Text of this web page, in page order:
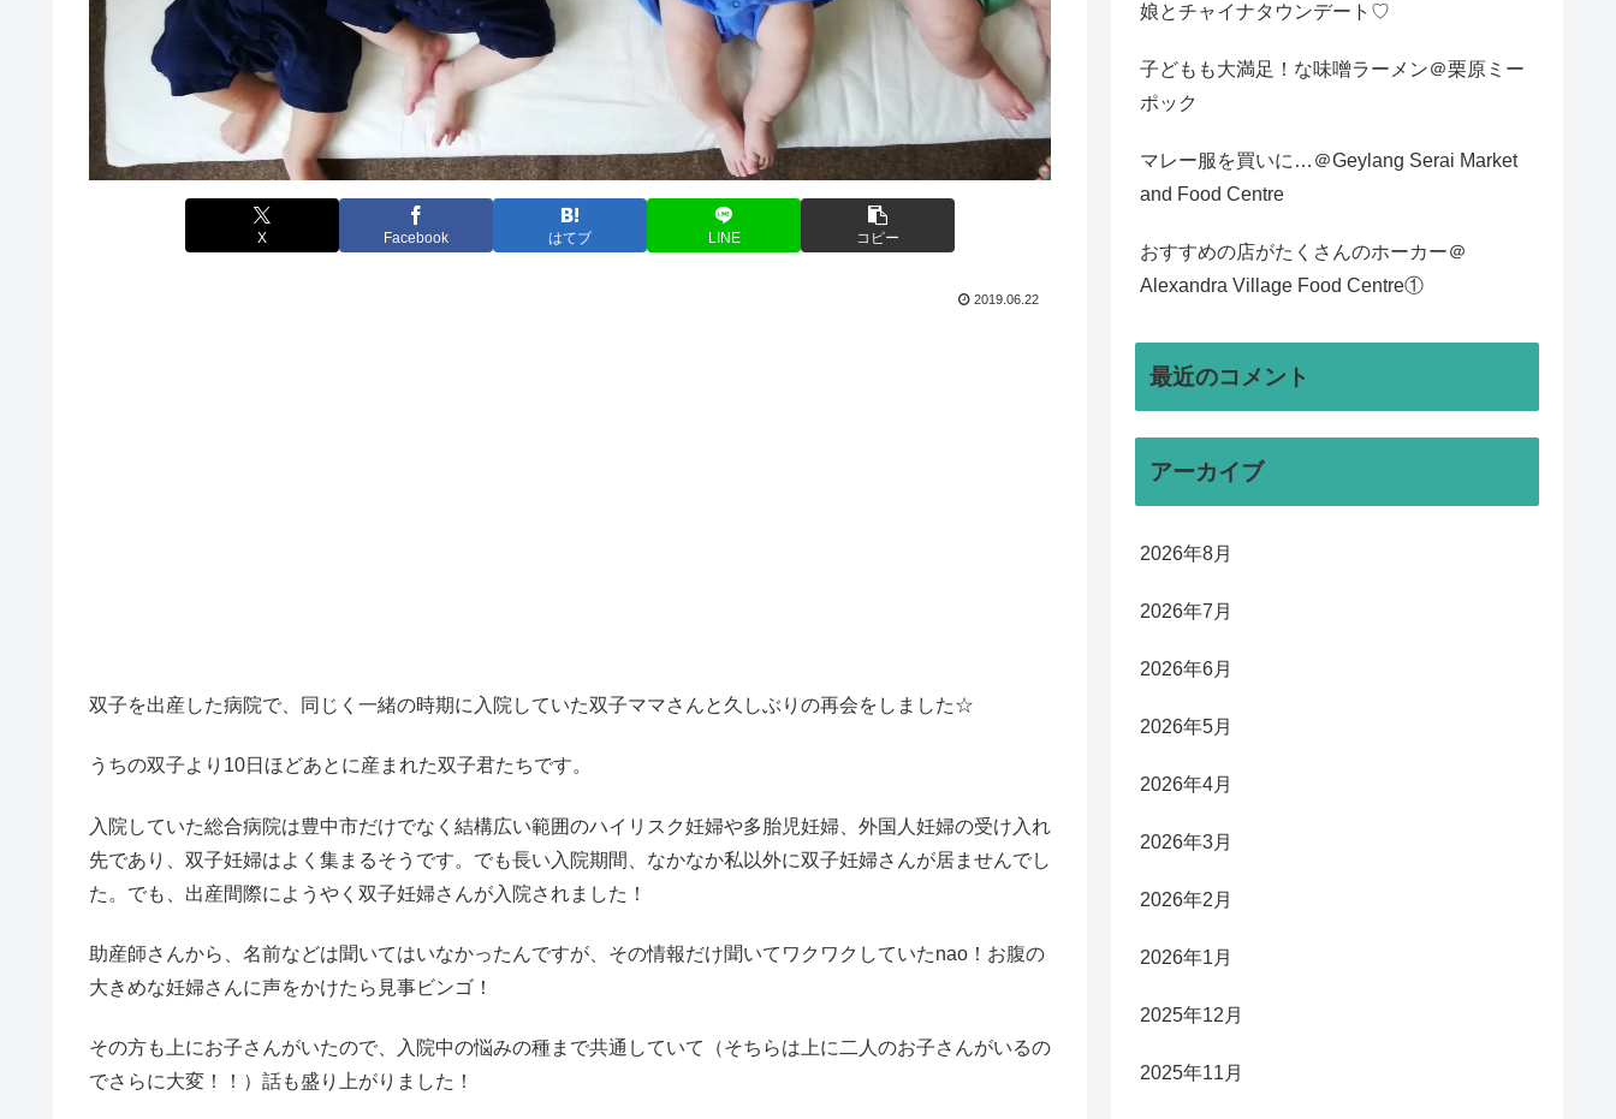
X Facebook はてブ LINE コピー
2019.06.22
双子を出産した病院で、同じく一緒の時期に入院していた双子ママさんと久しぶりの再会をしました☆
うちの双子より10日ほどあとに産まれた双子君たちです。
入院していた総合病院は豊中市だけでなく結構広い範囲のハイリスク妊婦や多胎児妊婦、外国人妊婦の受け入れ
先であり、双子妊婦はよく集まるそうです。でも長い入院期間、なかなか私以外に双子妊婦さんが居ませんでし
た。でも、出産間際にようやく双子妊婦さんが入院されました！
助産師さんから、名前などは聞いてはいなかったんですが、その情報だけ聞いてワクワクしていたnao！お腹の
大きめな妊婦さんに声をかけたら見事ビンゴ！
その方も上にお子さんがいたので、入院中の悩みの種まで共通していて（そちらは上に二人のお子さんがいるの
でさらに大変！！）話も盛り上がりました！
娘とチャイナタウンデート♡
子どもも大満足！な味噌ラーメン＠栗原ミー
ポック
マレー服を買いに…＠Geylang Serai Market
and Food Centre
おすすめの店がたくさんのホーカー＠
Alexandra Village Food Centre①
最近のコメント
アーカイブ
2026年8月
2026年7月
2026年6月
2026年5月
2026年4月
2026年3月
2026年2月
2026年1月
2025年12月
2025年11月